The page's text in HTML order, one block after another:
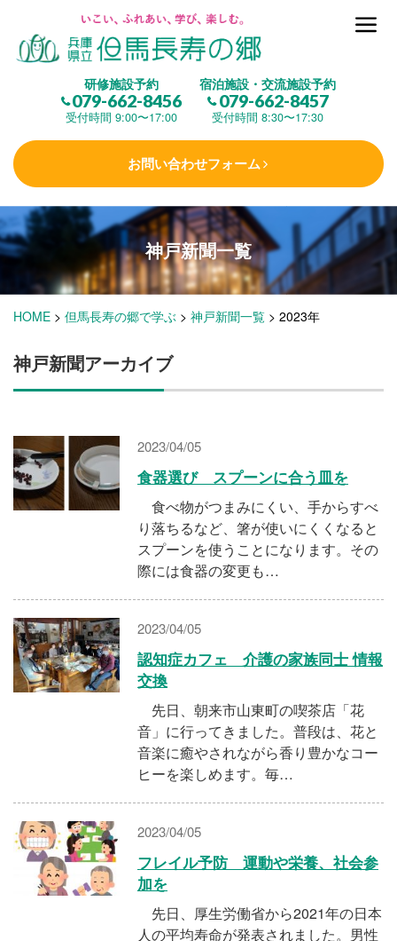
研修施設予約
079-662-8456
受付時間 9:00〜17:00
宿泊施設・交流施設予約
079-662-8457
受付時間 8:30〜17:30
お問い合わせフォーム
但馬長寿の郷とは
(研修施設)
楽しむ
学 ぶ (健康福祉)
泊まる(宿泊)
施設・料金
アクセス
神戸新聞一覧
HOME > 但馬長寿の郷で学ぶ > 神戸新聞一覧 > 2023年
神戸新聞アーカイブ
2023/04/05
食器選び スプーンに合う皿を
食べ物がつまみにくい、手からすべ
り落ちるなど、箸が使いにくくなると
スプーンを使うことになります。その
際には食器の変更も…
2023/04/05
認知症カフェ 介護の家族同士 情報
交換
先日、朝来市山東町の喫茶店「花
音」に行ってきました。普段は、花と
音楽に癒やされながら香り豊かなコー
ヒーを楽しめます。毎…
2023/04/05
フレイル予防 運動や栄養、社会参
加を
先日、厚生労働省から2021年の日本
人の平均寿命が発表されました。男性